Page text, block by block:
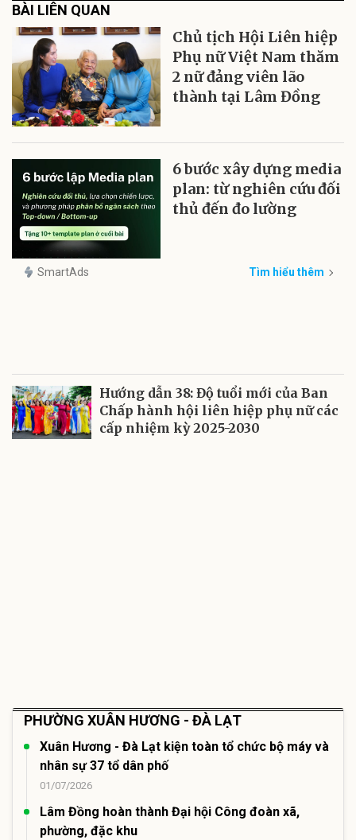
BÀI LIÊN QUAN
Chủ tịch Hội Liên hiệp
Phụ nữ Việt Nam thăm
2 nữ đảng viên lão
thành tại Lâm Đồng
6 bước xây dựng media
plan: từ nghiên cứu đối
thủ đến đo lường
SmartAds Tìm hiểu thêm
Hướng dẫn 38: Độ tuổi mới của Ban
Chấp hành hội liên hiệp phụ nữ các
cấp nhiệm kỳ 2025-2030
PHƯỜNG XUÂN HƯƠNG - ĐÀ LẠT
Xuân Hương - Đà Lạt kiện toàn tổ chức bộ máy và
nhân sự 37 tổ dân phố
01/07/2026
Lâm Đồng hoàn thành Đại hội Công đoàn xã,
phường, đặc khu